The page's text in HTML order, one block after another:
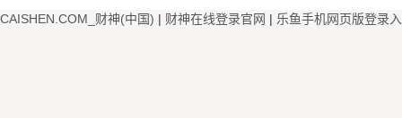
CAISHEN.COM_财神(中国) | 财神在线登录官网 | 乐鱼手机网页版登录